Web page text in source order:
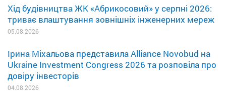
Хід будівництва ЖК «Абрикосовий» у серпні 2026:
триває влаштування зовнішніх інженерних мереж
05.08.2026
Ірина Міхальова представила Alliance Novobud на
Ukraine Investment Congress 2026 та розповіла про
довіру інвесторів
04.08.2026